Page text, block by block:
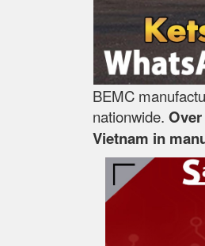
BEMC
nationwide.
Vietnam in